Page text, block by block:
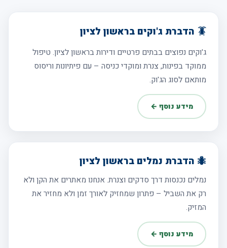
🪳 הדברת ג'וקים בראשון לציון
ג'וקים נפוצים בבתים פרטיים ודירות בראשון לציון. טיפול
ממוקד בפינות, צנרת ומוקדי כניסה – עם פיתיונות וריסוס
מותאם לסוג הג'וק.
מידע נוסף ←
🐜 הדברת נמלים בראשון לציון
נמלים נכנסות דרך סדקים וצנרת. אנחנו מאתרים את הקן ולא
רק את השביל – פתרון שמחזיק לאורך זמן ולא מחזיר את
המזיק.
מידע נוסף ←